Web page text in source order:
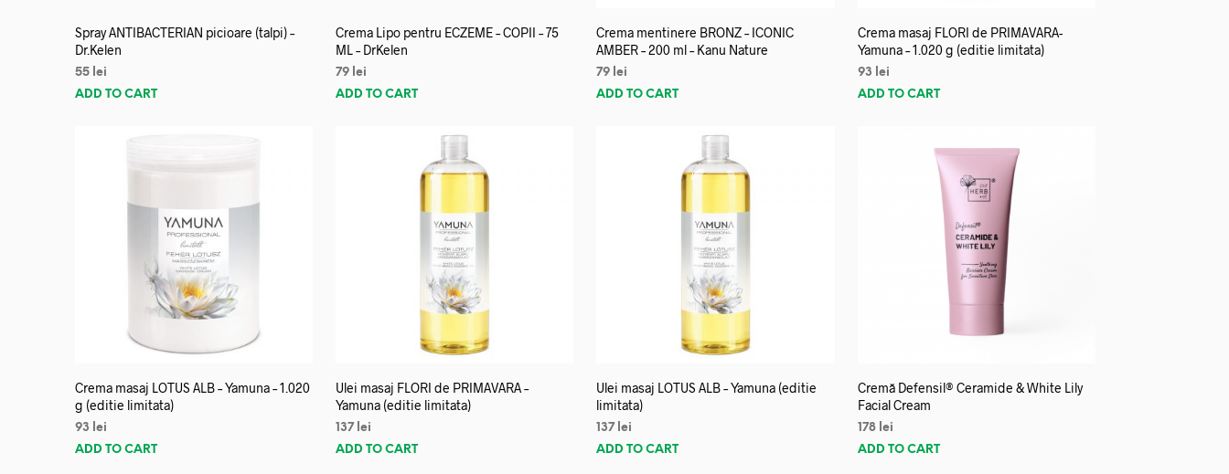
Spray ANTIBACTERIAN picioare (talpi) –
Dr.Kelen
55 lei
ADD TO CART
Crema Lipo pentru ECZEME – COPII – 75
ML – DrKelen
79 lei
ADD TO CART
Crema mentinere BRONZ – ICONIC
AMBER – 200 ml – Kanu Nature
79 lei
ADD TO CART
Crema masaj FLORI de PRIMAVARA-
Yamuna – 1.020 g (editie limitata)
93
lei
ADD TO CART
Crema masaj LOTUS ALB – Yamuna – 1.020
g (editie limitata)
93
lei
ADD TO CART
Ulei masaj FLORI de PRIMAVARA –
Yamuna (editie limitata)
137 lei
ADD TO CART
Ulei masaj LOTUS ALB – Yamuna (editie
limitata)
137 lei
ADD TO CART
Cremă Defensil® Ceramide & White Lily
Facial Cream
178 lei
ADD TO CART